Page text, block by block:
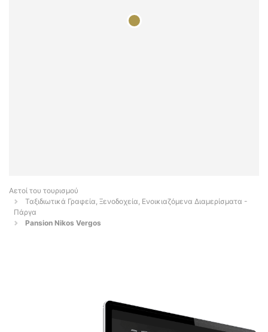
Αετοί του τουρισμού
Ταξιδιωτικά Γραφεία, Ξενοδοχεία, Ενοικιαζόμενα Διαμερίσματα -
Πάργα
Pansion Nikos Vergos